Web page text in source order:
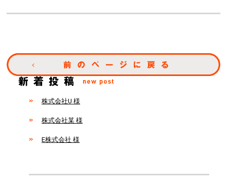
株式会社U 様
株式会社某 様
E株式会社 様